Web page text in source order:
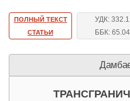
ПОЛНЫЙ ТЕКСТ
СТАТЬИ
УДК:
ББК: